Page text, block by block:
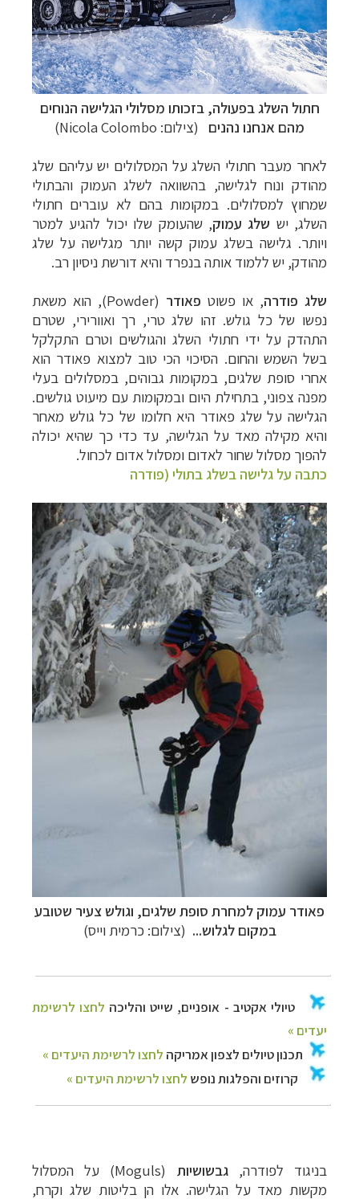
חתול השלג בפעולה, בזכותו מסלולי הגלישה הנוחים
מהם אנחנו נהנים (צילום: Nicola Colombo
)
לאחר מעבר חתולי השלג על המסלולים יש עליהם שלג
מהודק ונוח לגלישה, בהשוואה לשלג העמוק והבתולי
שמחוץ למסלולים. במקומות בהם לא עוברים חתולי
השלג, יש שלג עמוק, שהעומק שלו יכול להגיע למטר
ויותר. גלישה בשלג עמוק קשה יותר מגלישה על שלג
מהודק, יש ללמוד אותה בנפרד והיא דורשת ניסיון רב.
שלג פודרה, או פשוט פאודר (
Powder), הוא משאת
נפשו של כל גולש. זהו שלג טרי, רך ואוורירי, שטרם
התהדק על ידי חתולי השלג והגולשים וטרם התקלקל
בשל השמש והחום. הסיכוי הכי טוב למצוא פאודר הוא
אחרי סופת שלגים, במקומות גבוהים, במסלולים בעלי
מפנה צפוני, בתחילת היום ובמקומות עם מיעוט גולשים.
הגלישה על שלג פאודר היא חלומו של כל גולש מאחר
והיא מקילה מאד על הגלישה, עד כדי כך שהיא יכולה
להפוך מסלול שחור לאדום ומסלול אדום לכחול.
כתבה על גלישה בשלג בתולי (פודרה
פאודר עמוק למחרת סופת שלגים, וגולש צעיר שטובע
במקום לגלוש... (צילום: כרמית וייס)
טיולי אקטיב - אופניים, שייט והליכה לחצו לרשימת
יעדים »
תכנוןטיולים לצפון אמריקהלחצו לרשימת היעדים »
קרוזים והפלגות נופשלחצו לרשימת היעדים »
בניגוד לפודרה,גבשושיות (
Moguls) על המסלול
מקשות מאד על הגלישה. אלו הן בליטות שלג וקרח,